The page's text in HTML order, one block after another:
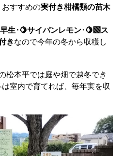
すすめの実付き柑橘類の苗木
生･🍋サイパンレモン･🍋‍🟩ス
きなので今年の冬から収穫し
松本平では庭や畑で越冬でき
室内で育てれば、毎年実を収